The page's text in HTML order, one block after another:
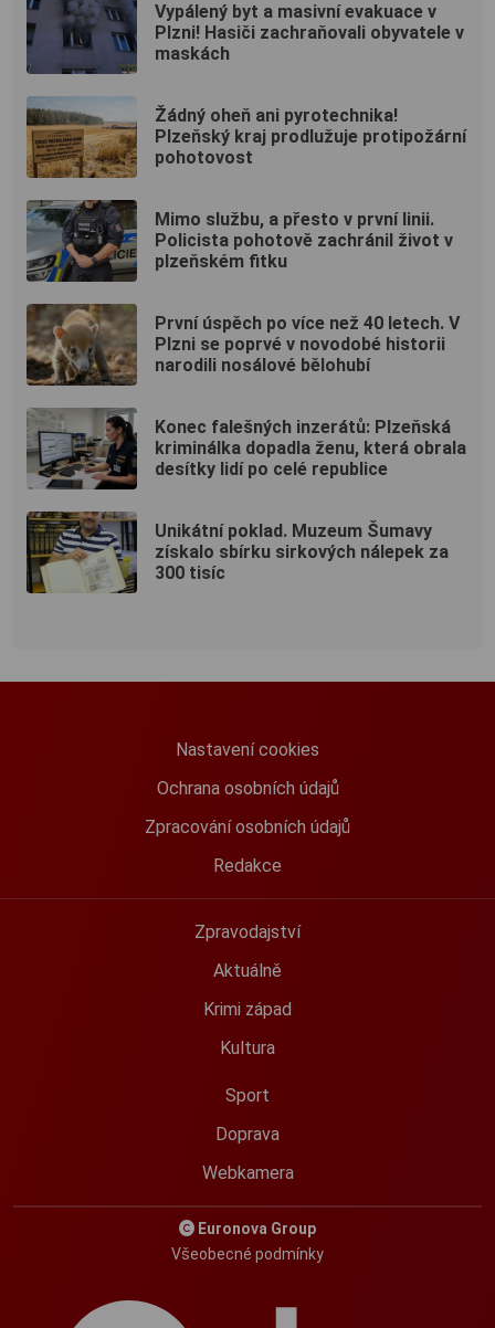
Vypálený byt a masivní evakuace v
Plzni! Hasiči zachraňovali obyvatele v
maskách
Žádný oheň ani pyrotechnika!
Plzeňský kraj prodlužuje protipožární
pohotovost
Mimo službu, a přesto v první linii.
Policista pohotově zachránil život v
plzeňském fitku
První úspěch po více než 40 letech. V
Plzni se poprvé v novodobé historii
narodili nosálové bělohubí
Konec falešných inzerátů: Plzeňská
kriminálka dopadla ženu, která obrala
desítky lidí po celé republice
Unikátní poklad. Muzeum Šumavy
získalo sbírku sirkových nálepek za
300 tisíc
Nastavení cookies
Ochrana osobních údajů
Zpracování osobních údajů
Redakce
Zpravodajství
Aktuálně
Krimi západ
Kultura
Sport
Doprava
Webkamera
Euronova Group
Všeobecné podmínky